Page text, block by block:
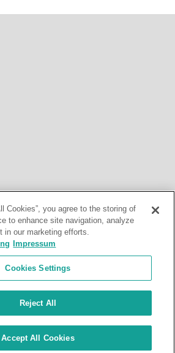
vorbehalten.
Cookies”, you agree to the storing of
to enhance site navigation, analyze
in our marketing efforts.
Impressum
Cookies Settings
Reject All
Accept All Cookies